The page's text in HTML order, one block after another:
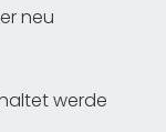
neu
werde